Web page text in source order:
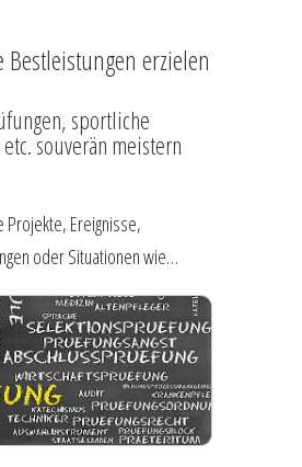
Bestleistungen erzielen
sportliche
souverän meistern
Ereignisse,
oder Situationen wie…